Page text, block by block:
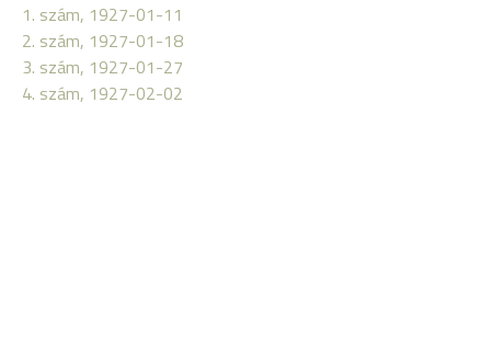
1. szám, 1927-01-11
2. szám, 1927-01-18
3. szám, 1927-01-27
4. szám, 1927-02-02